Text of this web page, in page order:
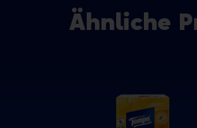
Ähnliche